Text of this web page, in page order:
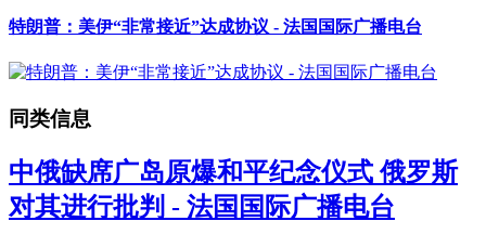
特朗普：美伊“非常接近”达成协议 - 法国国际广播电台
同类信息
中俄缺席广岛原爆和平纪念仪式 俄罗斯
对其进行批判 - 法国国际广播电台